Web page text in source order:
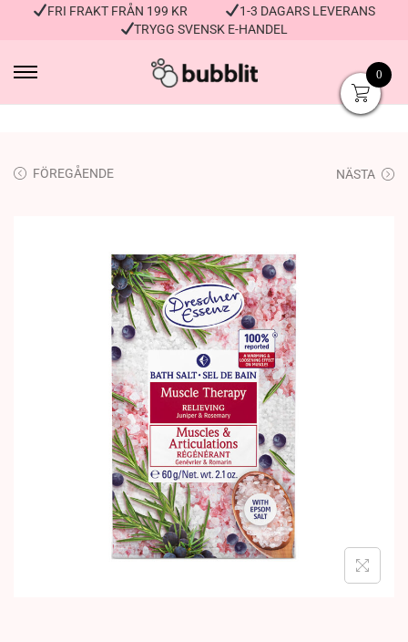
FRI FRAKT FRÅN 199 KR
1-3 DAGARS LEVERANS
TRYGG SVENSK E-HANDEL
FÖREGÅENDE NÄSTA
0